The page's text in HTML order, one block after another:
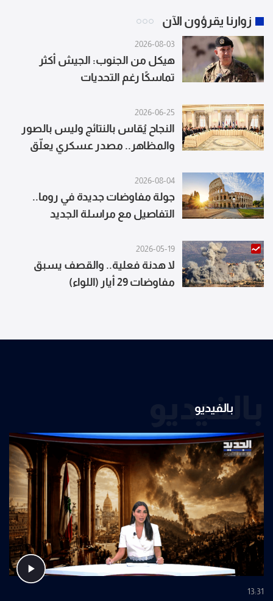
زوارنا يقرؤون الآن
2026-08-03
هيكل من الجنوب: الجيش أكثر
تماسكًا رغم التحديات
2026-06-25
النجاح يُقاس بالنتائج وليس بالصور
والمظاهر.. مصدر عسكري يعلّق
2026-08-04
جولة مفاوضات جديدة في روما..
التفاصيل مع مراسلة الجديد
2026-05-19
لا هدنة فعلية.. والقصف يسبق
مفاوضات 29 أيار (اللواء)
بالفيديو
بالفيديو
13:31